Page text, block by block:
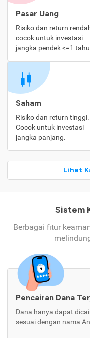
Pasar Uang
Risiko dan return
cocok untuk investasi
jangka pendek <=1
Saham
Risiko dan return tinggi.
Cocok untuk investasi
jangka panjang.
Lihat
Sistem
Berbagai fitur
Pencairan Dana
Dana hanya dapat
sesuai dengan nama